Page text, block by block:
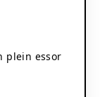
plein essor